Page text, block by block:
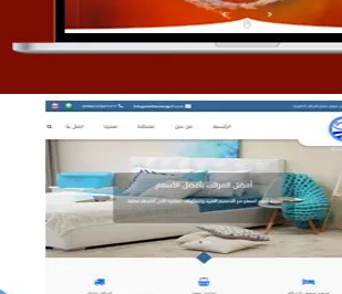
المراتب الخليجية